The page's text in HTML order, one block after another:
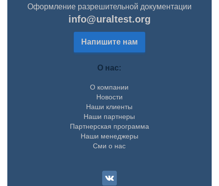
Оформление разрешительной документации
info@uraltest.org
Напишите нам
О нас:
О компании
Новости
Наши клиенты
Наши партнеры
Партнерская программа
Наши менеджеры
Сми о нас